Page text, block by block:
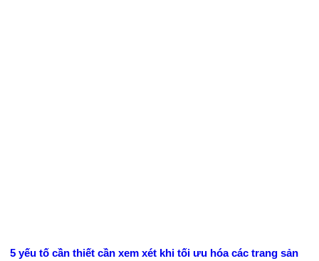
5 yếu tố cần thiết cần xem xét khi tối ưu hóa các trang sản